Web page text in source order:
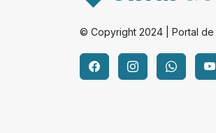
© Copyright 2024 | Portal de